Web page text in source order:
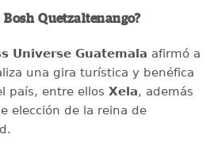
Quetzaltenango?
Universe Guatemala afirmó a
una gira turística y benéfica
país, entre ellos Xela, además
elección de la reina de